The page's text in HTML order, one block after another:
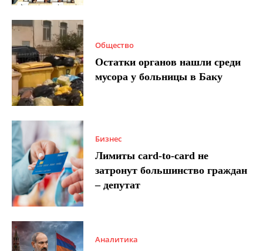
Общество
Остатки органов нашли среди
мусора у больницы в Баку
Бизнес
Лимиты card-to-card не
затронут большинство граждан
– депутат
Аналитика